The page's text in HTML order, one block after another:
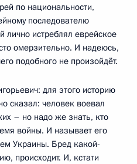
по национальности,
последователю
лично истреблял еврейское
омерзительно. И надеюсь,
подобного не произойдёт.
для этого историю
сказал: человек воевал
– но надо же знать, кто
войны. И называет его
Украины. Бред какой-
происходит. И, кстати